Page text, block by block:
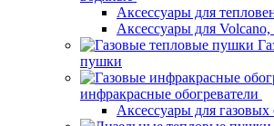
Аксессуары для
Аксессуары для Volcano,
пушки
инфракрасные обогреватели
Аксессуары для газовых